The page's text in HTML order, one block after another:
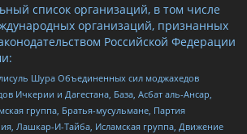
список организаций, в том числе
организаций, признанных
Российской Федерации
Шура Объединенных сил моджахедов
Ичкерии и Дагестана, База, Асбат аль-Ансар,
группа, Братья-мусульмане, Партия
Лашкар-И-Тайба, Исламская группа, Движение